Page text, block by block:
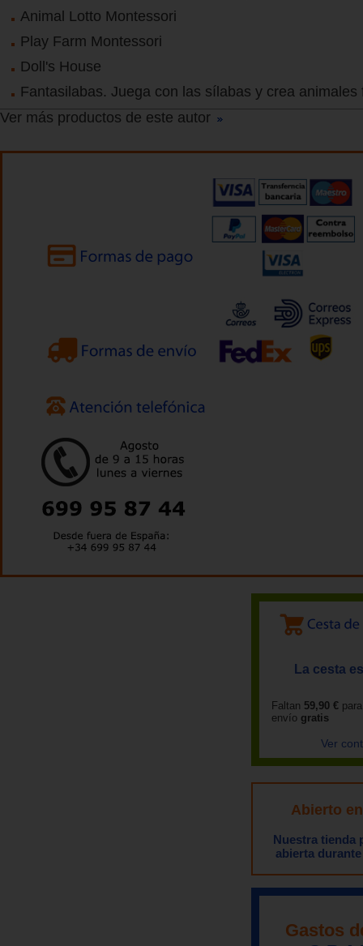
Animal Lotto Montessori
Play Farm Montessori
Doll's House
Fantasilabas. Juega con las sílabas y crea animales
Ver más productos de este autor
La cesta
Faltan 59,90 €
envío gratis
Ver
Abierto
Nuestra tienda
abierta
Gastos